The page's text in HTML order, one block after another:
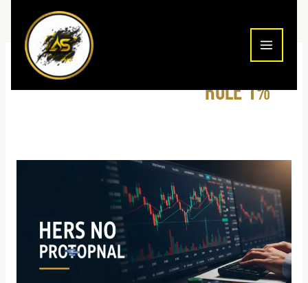
1% rule
ניהול
סיכונים
במסחר
יומי
2026:
המדריך
המלא